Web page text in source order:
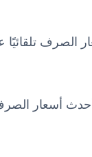
أسعار